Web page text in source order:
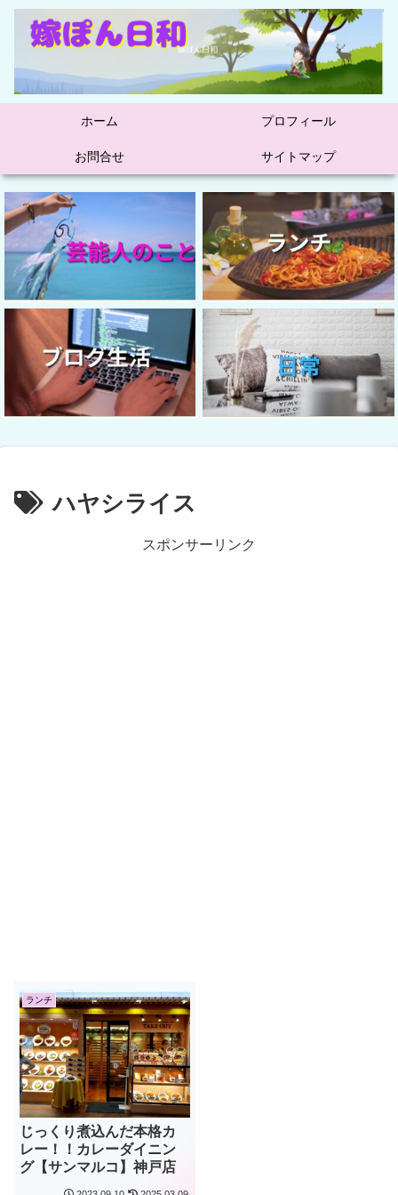
ホーム プロフィール
お問合せ サイトマップ
ハヤシライス
スポンサーリンク
ランチ
じっくり煮込んだ本格カ
レー！！カレーダイニン
グ【サンマルコ】神戸店